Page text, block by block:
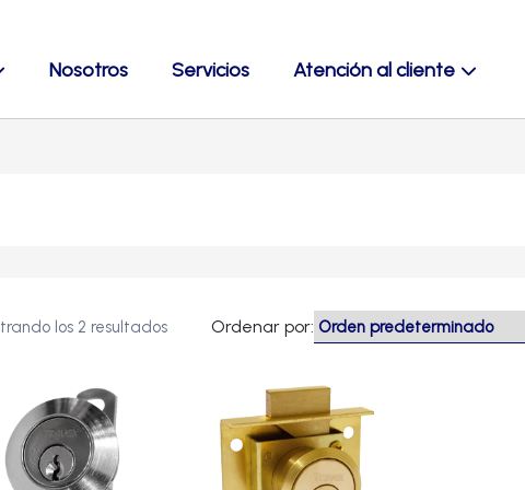
Nosotros Servicios Atención al cliente
los 2 resultados Ordenar por: